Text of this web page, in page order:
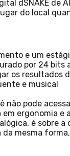
dSNAKE de
do local
e um
por 24
os resultados
e musical
não pode
ergonomia e
é sobre a
mesma